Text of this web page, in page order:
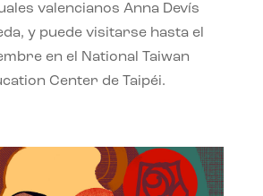
valencianos Anna Devís
y puede visitarse hasta el
en el National Taiwan
Center de Taipéi.